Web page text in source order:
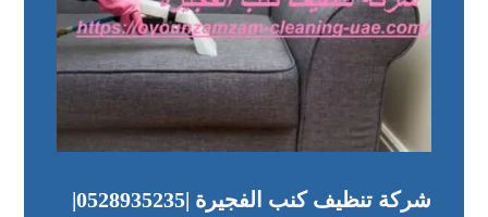
شركة تنظيف كنب الفجيرة |0528935235|